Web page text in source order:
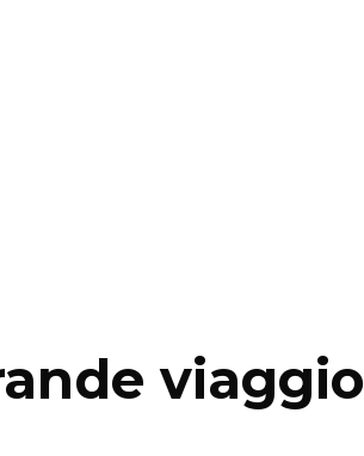
viaggio